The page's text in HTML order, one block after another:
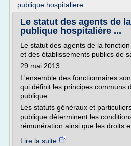
publique hospitaliere
Le statut des agents de
publique hospitalière ...
Le statut des agents de la
et des établissements publics de
29 mai 2013
L'ensemble des fonctionnaires
qui définit les principes communs
publique.
Les statuts généraux et
publique déterminent les
rémunération ainsi que les droits
Lire la suite